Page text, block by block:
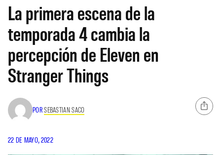
La primera escena de la
temporada 4 cambia la
percepción de Eleven en
Stranger Things
PORSEBASTIAN SACO
22 DE MAYO, 2022